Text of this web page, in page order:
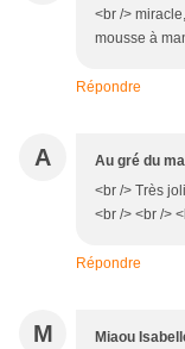
<br />
mousse à
Répondre
A Au gré du
<br /> Très
<br /> <br />
Répondre
M Miaou